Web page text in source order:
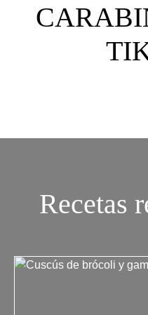
Recetas